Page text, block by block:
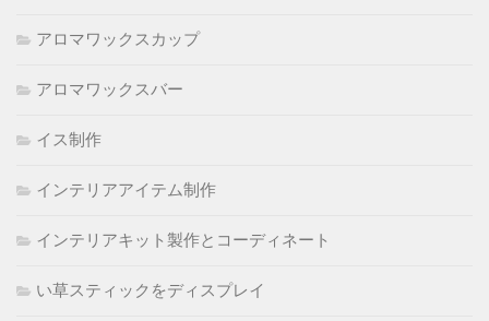
アロマワックスカップ
アロマワックスバー
イス制作
インテリアアイテム制作
インテリアキット製作とコーディネート
い草スティックをディスプレイ